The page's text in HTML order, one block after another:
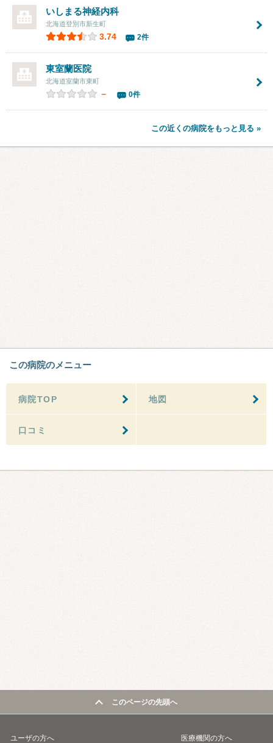
いしまる神経内科
北海道登別市新生町
3.74 2件
東室蘭医院
北海道室蘭市東町
－ 0件
この近くの病院をもっと見る »
この病院のメニュー
病院TOP 地図
口コミ
このページの先頭へ
ユーザの方へ 医療機関の方へ